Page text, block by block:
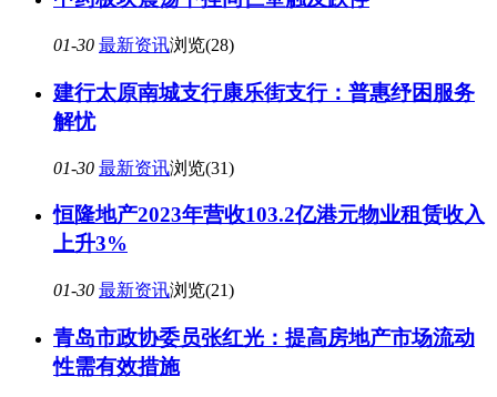
01-30 最新资讯浏览(28)
建行太原南城支行康乐街支行：普惠纾困服务
解忧
01-30 最新资讯浏览(31)
恒隆地产2023年营收103.2亿港元物业租赁收入
上升3%
01-30 最新资讯浏览(21)
青岛市政协委员张红光：提高房地产市场流动
性需有效措施